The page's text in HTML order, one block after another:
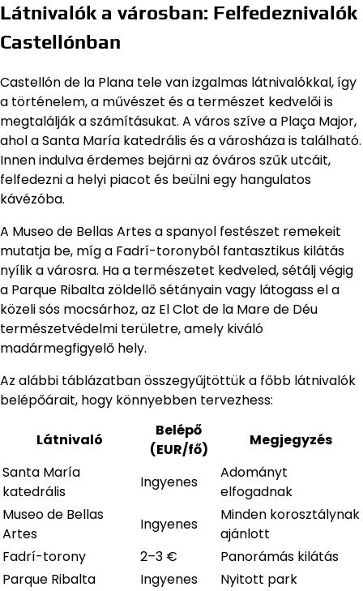
Látnivalók a városban: Felfedeznivalók
Castellónban
Castellón de la Plana tele van izgalmas látnivalókkal, így
a történelem, a művészet és a természet kedvelői is
megtalálják a számításukat. A város szíve a Plaça Major,
ahol a Santa María katedrális és a városháza is található.
Innen indulva érdemes bejárni az óváros szűk utcáit,
felfedezni a helyi piacot és beülni egy hangulatos
kávézóba.
A Museo de Bellas Artes a spanyol festészet remekeit
mutatja be, míg a Fadrí-toronyból fantasztikus kilátás
nyílik a városra. Ha a természetet kedveled, sétálj végig
a Parque Ribalta zöldellő sétányain vagy látogass el a
közeli sós mocsárhoz, az El Clot de la Mare de Déu
természetvédelmi területre, amely kiváló
madármegfigyelő hely.
Az alábbi táblázatban összegyűjtöttük a főbb látnivalók
belépőárait, hogy könnyebben tervezhess:
Látnivaló
Belépő
(EUR/fő)
Megjegyzés
Santa María
katedrális
Ingyenes
Adományt
elfogadnak
Museo de Bellas
Artes
Ingyenes
Minden korosztálynak
ajánlott
Fadrí-torony
2–3 €
Panorámás kilátás
Parque Ribalta
Ingyenes
Nyitott park